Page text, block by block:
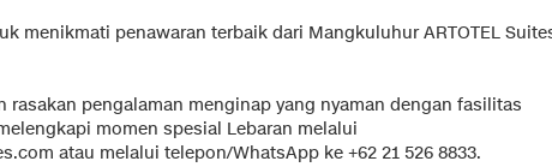
menikmati penawaran terbaik dari Mangkuluhur ARTOTEL
rasakan pengalaman menginap yang nyaman dengan fasilitas
momen spesial Lebaran melalui
atau melalui telepon/WhatsApp ke +62 21 526 8833.